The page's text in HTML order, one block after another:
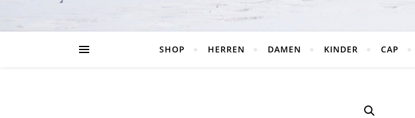
SHOP HERREN DAMEN KINDER CAP